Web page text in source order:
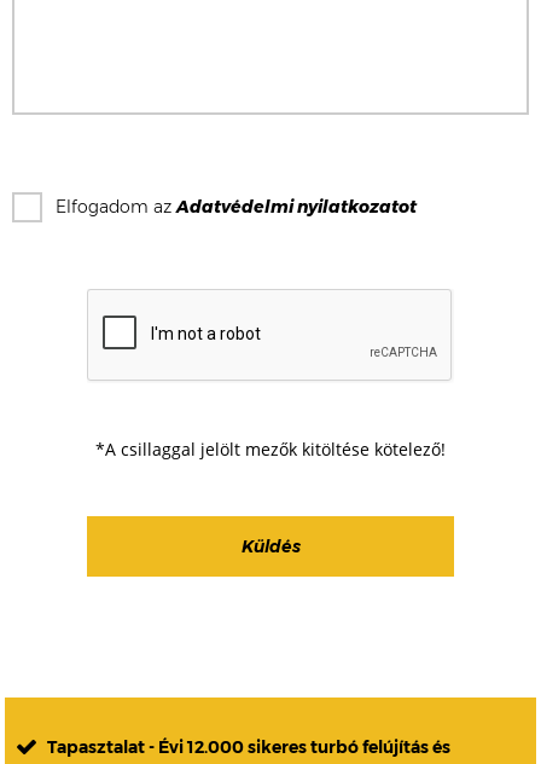
Elfogadom azAdatvédelmi nyilatkozatot
*A csillaggal jelölt mezők kitöltése kötelező!
Tapasztalat - Évi 12.000 sikeres turbó felújítás és